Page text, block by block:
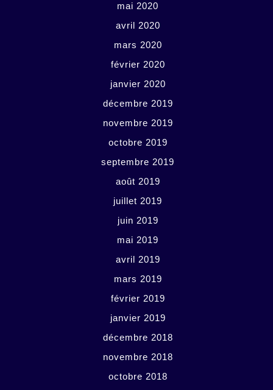
mai 2020
avril 2020
mars 2020
février 2020
janvier 2020
décembre 2019
novembre 2019
octobre 2019
septembre 2019
août 2019
juillet 2019
juin 2019
mai 2019
avril 2019
mars 2019
février 2019
janvier 2019
décembre 2018
novembre 2018
octobre 2018